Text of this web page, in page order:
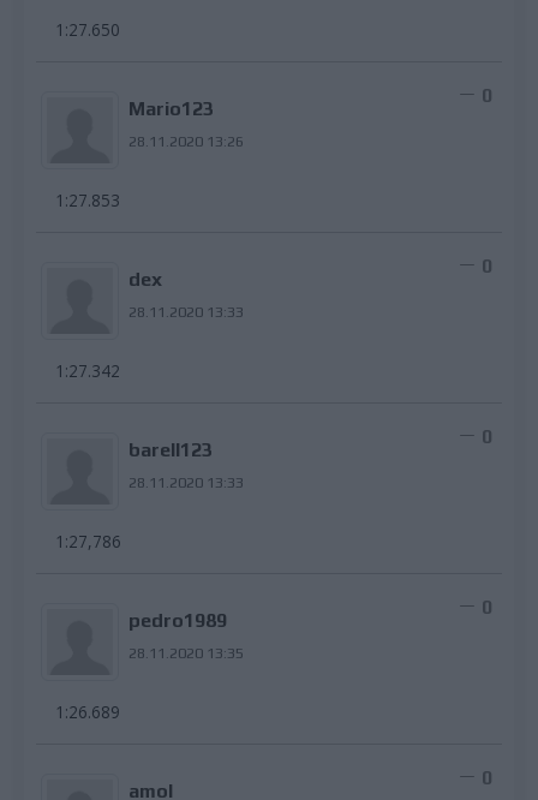
1:27.650
Mario123
28.11.2020 13:26
0
1:27.853
dex
28.11.2020 13:33
0
1:27.342
barell123
28.11.2020 13:33
0
1:27,786
pedro1989
28.11.2020 13:35
0
1:26.689
amol
0